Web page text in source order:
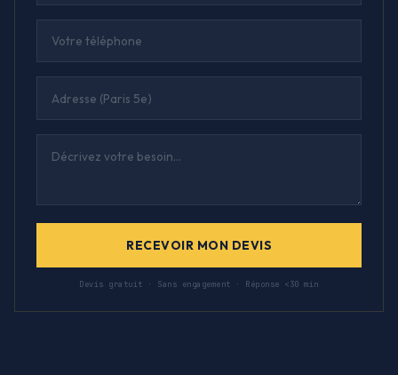
RECEVOIR MON DEVIS
Devis gratuit · Sans engagement · Réponse <30 min